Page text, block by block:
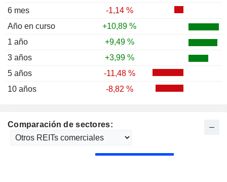
6 mes
-1,14 %
Año en curso
+10,89 %
1 año
+9,49 %
3 años
+3,99 %
5 años
-11,48 %
10 años
-8,82 %
Comparación de sectores: